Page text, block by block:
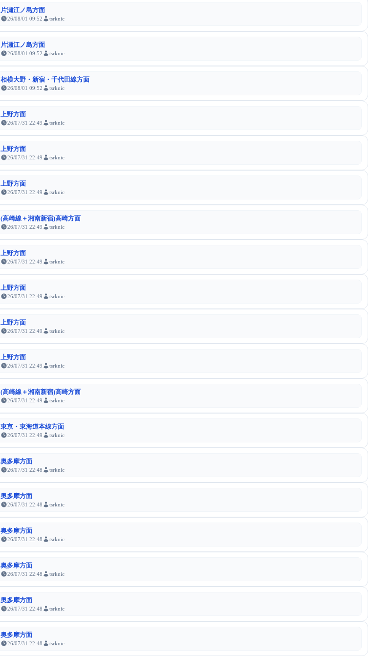
片瀬江ノ島方面
26/08/01 09:52 tsrknic
片瀬江ノ島方面
26/08/01 09:52 tsrknic
相模大野・新宿・千代田線方面
26/08/01 09:52 tsrknic
上野方面
26/07/31 22:49 tsrknic
上野方面
26/07/31 22:49 tsrknic
上野方面
26/07/31 22:49 tsrknic
(高崎線＋湘南新宿)高崎方面
26/07/31 22:49 tsrknic
上野方面
26/07/31 22:49 tsrknic
上野方面
26/07/31 22:49 tsrknic
上野方面
26/07/31 22:49 tsrknic
上野方面
26/07/31 22:49 tsrknic
(高崎線＋湘南新宿)高崎方面
26/07/31 22:49 tsrknic
東京・東海道本線方面
26/07/31 22:49 tsrknic
奥多摩方面
26/07/31 22:48 tsrknic
奥多摩方面
26/07/31 22:48 tsrknic
奥多摩方面
26/07/31 22:48 tsrknic
奥多摩方面
26/07/31 22:48 tsrknic
奥多摩方面
26/07/31 22:48 tsrknic
奥多摩方面
26/07/31 22:48 tsrknic